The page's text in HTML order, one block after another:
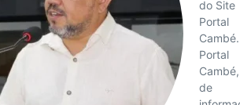
do Site
Portal
Cambé.
Portal
de